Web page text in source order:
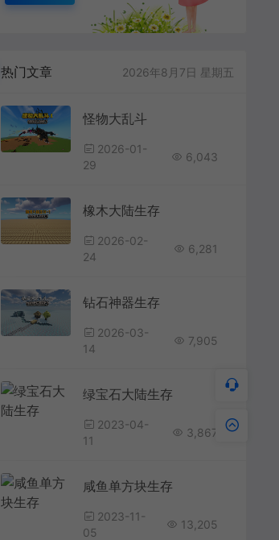
热门文章 2026年8月7日 星期五
怪物大乱斗
2026-01-
29
6,043
橡木大陆生存
2026-02-
24
6,281
钻石神器生存
2026-03-
14
7,905
绿宝石大陆生存
2023-04-
11
3,867
咸鱼单方块生存
2023-11-
05
13,205